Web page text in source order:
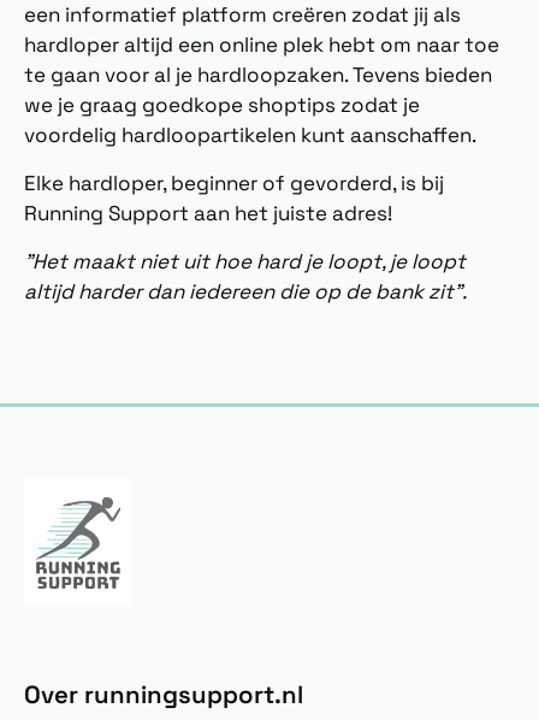
een informatief platform creëren zodat jij als
hardloper altijd een online plek hebt om naar toe
te gaan voor al je hardloopzaken. Tevens bieden
we je graag goedkope shoptips zodat je
voordelig hardloopartikelen kunt aanschaffen.
Elke hardloper, beginner of gevorderd, is bij
Running Support aan het juiste adres!
"Het maakt niet uit hoe hard je loopt, je loopt
altijd harder dan iedereen die op de bank zit".
Over runningsupport.nl